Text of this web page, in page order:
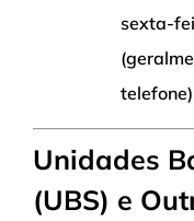
sexta-
Unidades
(UBS) e